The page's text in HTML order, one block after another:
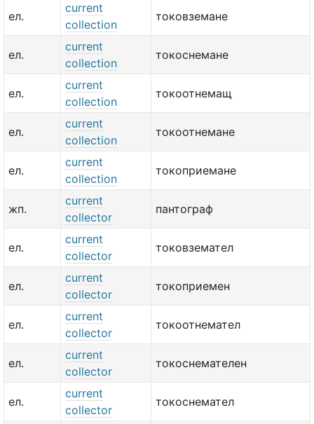
ел.
current
collection
токовземане
ел.
current
collection
токоснемане
ел.
current
collection
токоотнемащ
ел.
current
collection
токоотнемане
ел.
current
collection
токоприемане
жп.
current
collector
пантограф
ел.
current
collector
токовземател
ел.
current
collector
токоприемен
ел.
current
collector
токоотнемател
ел.
current
collector
токоснемателен
ел.
current
collector
токоснемател